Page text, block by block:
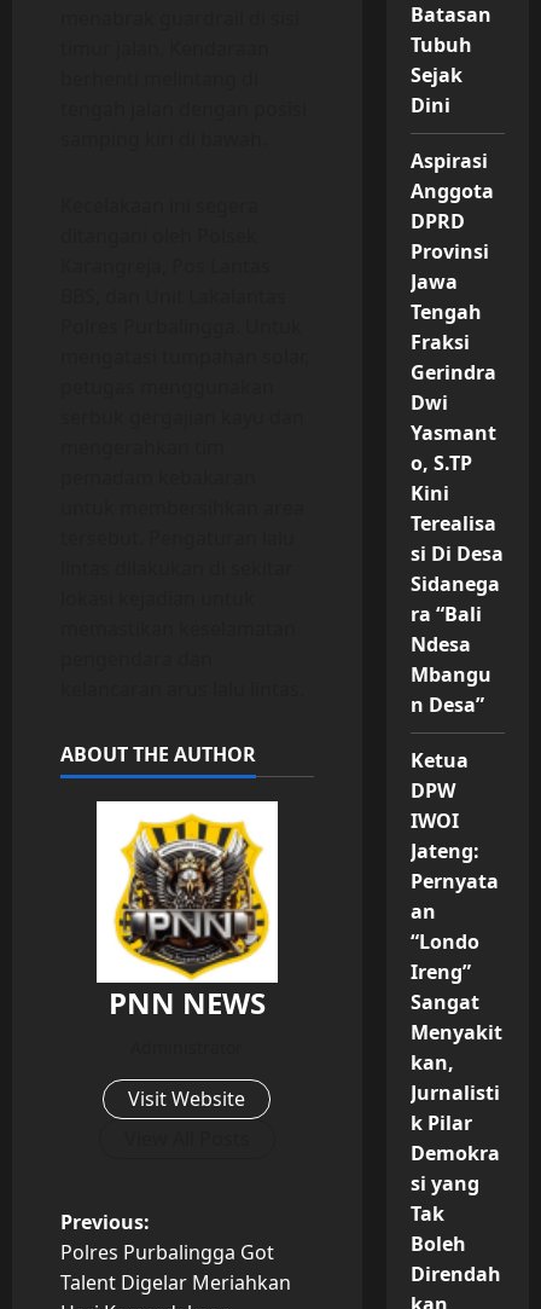
ABOUT THE AUTHOR
PNN NEWS
Visit Website
P
o
Previous:
Polres Purbalingga Got
Talent Digelar Meriahkan
Batasan
Tubuh
Sejak
Dini
Aspirasi
Anggota
DPRD
Provinsi
Jawa
Tengah
Fraksi
Gerindra
Dwi
Yasmant
o, S.TP
Kini
Terealisa
si Di Desa
Sidanega
ra “Bali
Ndesa
Mbangu
n Desa”
Ketua
DPW
IWOI
Jateng:
Pernyata
an
“Londo
Ireng”
Sangat
Menyakit
kan,
Jurnalisti
k Pilar
Demokra
si yang
Tak
Boleh
Direndah